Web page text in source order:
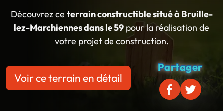
Découvrez ce terrain constructible situé à Bruille-
lez-Marchiennes dans le 59 pour la réalisation de
votre projet de construction.
Voir ce terrain en détail
Partager